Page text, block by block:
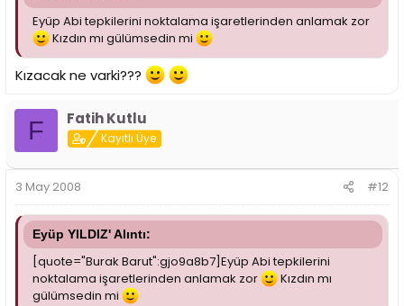
Eyüp Abi tepkilerini noktalama işaretlerinden anlamak zor
Kızdın mı gülümsedin mi
Kızacak ne varki???
F Fatih Kutlu
Kayıtlı Üye
3 May 2008 #12
Eyüp YILDIZ' Alıntı:
[quote="Burak Barut":gjo9a8b7]Eyüp Abi tepkilerini
noktalama işaretlerinden anlamak zor
Kızdın mı
gülümsedin mi